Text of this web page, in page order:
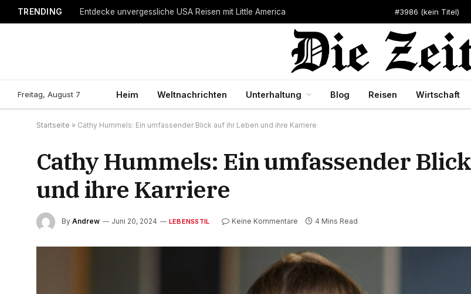
TRENDING Entdecke unvergessliche USA Reisen mit Little America #3986 (kein Titel)
Freitag, August 7 Heim Weltnachrichten Unterhaltung Blog Reisen Wirtschaft
Startseite » Cathy Hummels: Ein umfassender Blick auf ihr Leben und ihre Karriere
Cathy Hummels: Ein umfassender
und ihre Karriere
By Andrew Juni 20, 2024 LEBENSSTIL Keine Kommentare 4 Mins Read